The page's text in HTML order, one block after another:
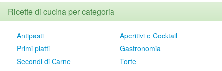
Ricette di cucina per categoria
Antipasti
Primi piatti
Secondi di Carne
Aperitivi e Cocktail
Gastronomia
Torte